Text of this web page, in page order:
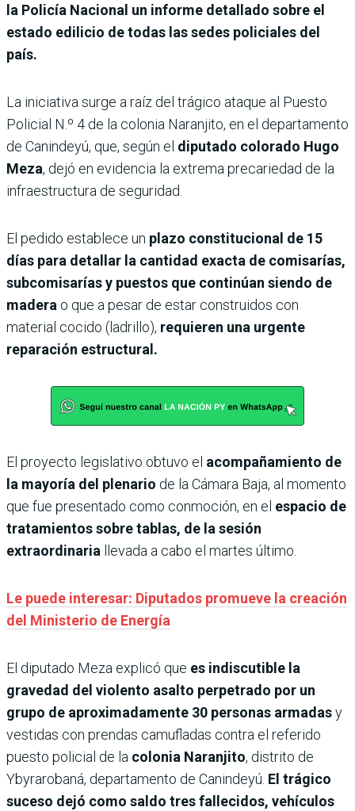
la Policía Nacional un informe detallado sobre el
estado edilicio de todas las sedes policiales del
país.
La iniciativa surge a raíz del trágico ataque al Puesto
Policial N.º 4 de la colonia Naranjito, en el departamento
de Canindeyú, que, según el diputado colorado Hugo
Meza, dejó en evidencia la extrema precariedad de la
infraestructura de seguridad.
El pedido establece un plazo constitucional de 15
días para detallar la cantidad exacta de comisarías,
subcomisarías y puestos que continúan siendo de
madera o que a pesar de estar construidos con
material cocido (ladrillo), requieren una urgente
reparación estructural.
El proyecto legislativo obtuvo el acompañamiento de
la mayoría del plenario de la Cámara Baja, al momento
que fue presentado como conmoción, en el espacio de
tratamientos sobre tablas, de la sesión
extraordinaria
llevada a cabo el martes último.
Le puede interesar: Diputados promueve la creación
del Ministerio de Energía
El diputado Meza explicó que es indiscutible la
gravedad del violento asalto perpetrado por un
grupo de aproximadamente 30 personas armadasy
vestidas con prendas camufladas contra el referido
puesto policial de la colonia Naranjito, distrito de
Ybyrarobaná, departamento de Canindeyú. El trágico
suceso dejó como saldo tres fallecidos, vehículos